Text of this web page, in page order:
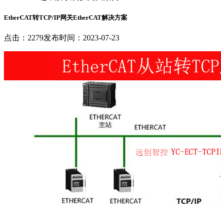
EtherCAT转TCP/IP网关EtherCAT解决方案
点击：2279发布时间：2023-07-23